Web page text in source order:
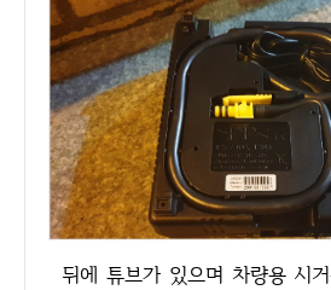
뒤에 튜브가 있으며 차량용 시거젝 케이블도 들어있